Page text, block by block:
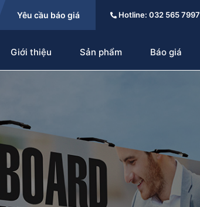
Yêu cầu báo giá Hotline: 032 565 7997
Giới thiệu Sản phẩm Báo giá